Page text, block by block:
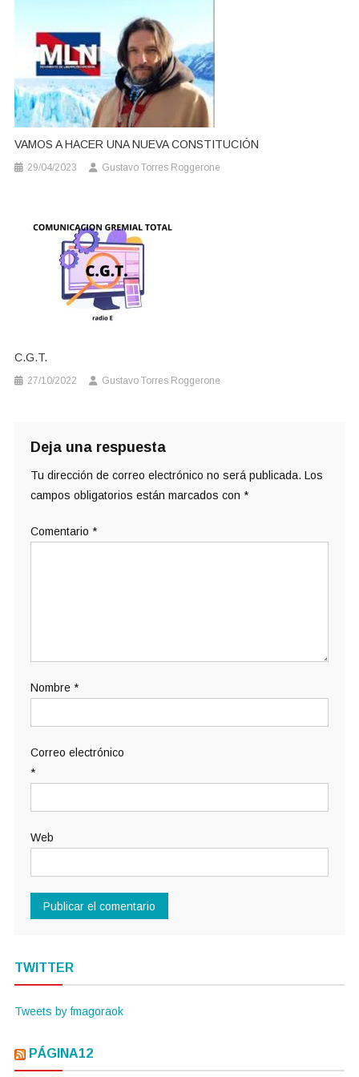
VAMOS A HACER UNA NUEVA CONSTITUCIÓN
29/04/2023 Gustavo Torres Roggerone
C.G.T.
27/10/2022 Gustavo Torres Roggerone
Deja una respuesta
Tu dirección de correo electrónico no será publicada. Los
campos obligatorios están marcados con *
Comentario *
Nombre *
Correo electrónico
*
Web
TWITTER
Tweets by fmagoraok
PÁGINA12